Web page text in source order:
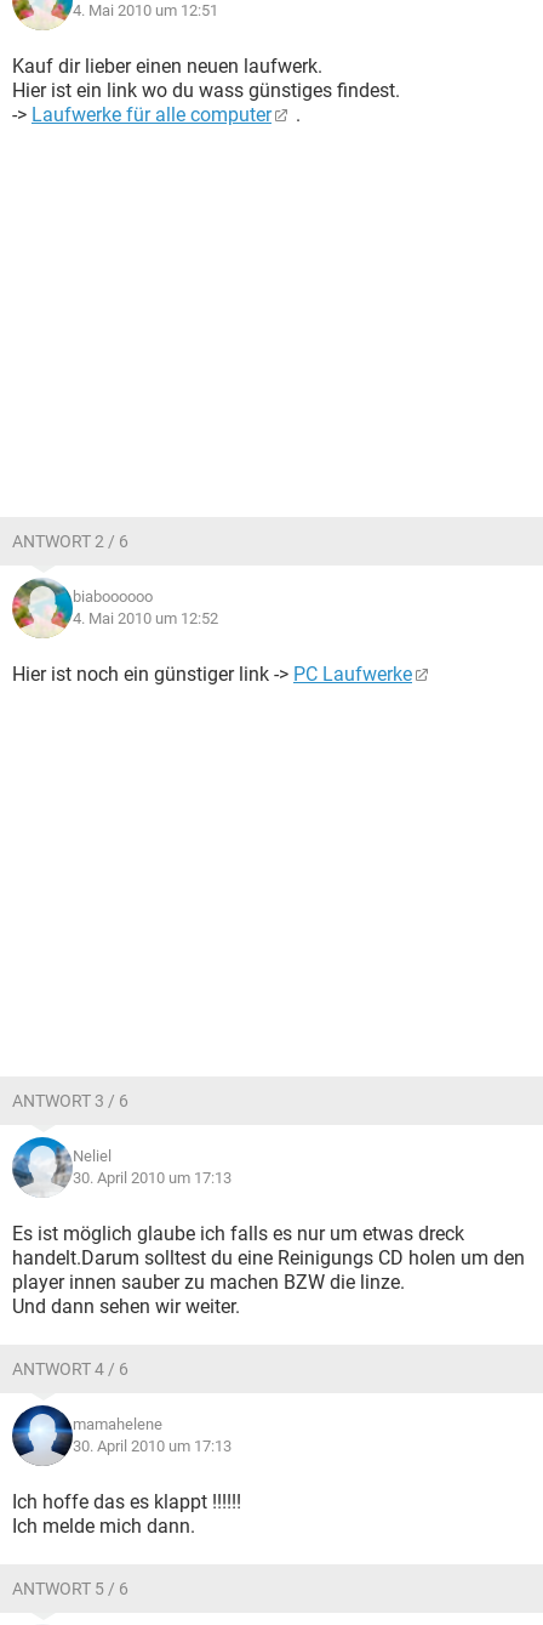
4. Mai 2010 um 12:51
Kauf dir lieber einen neuen laufwerk.
Hier ist ein link wo du wass günstiges findest.
-> Laufwerke für alle computer .
ANTWORT 2 / 6
biaboooooo
4. Mai 2010 um 12:52
Hier ist noch ein günstiger link -> PC Laufwerke
ANTWORT 3 / 6
Neliel
30. April 2010 um 17:13
Es ist möglich glaube ich falls es nur um etwas dreck
handelt.Darum solltest du eine Reinigungs CD holen um den
player innen sauber zu machen BZW die linze.
Und dann sehen wir weiter.
ANTWORT 4 / 6
mamahelene
30. April 2010 um 17:13
Ich hoffe das es klappt !!!!!!
Ich melde mich dann.
ANTWORT 5 / 6